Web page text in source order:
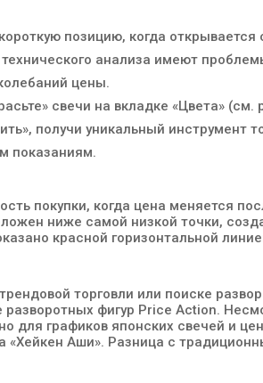
позицию, когда
анализа имеют
цены.
свечи на вкладке «Цвета»
получи уникальный инструмент
показаниям.
покупки, когда цена меняется
ниже самой низкой точки,
красной горизонтальной
торговли или поиске
разворотных фигур Price Action.
для графиков японских свечей и
«Хейкен Аши». Разница с